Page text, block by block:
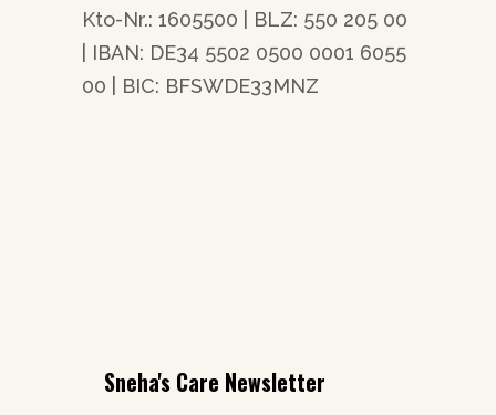
Kto-Nr.: 1605500 | BLZ: 550 205 00
| IBAN: DE34 5502 0500 0001 6055
00 | BIC: BFSWDE33MNZ
Sneha's Care Newsletter